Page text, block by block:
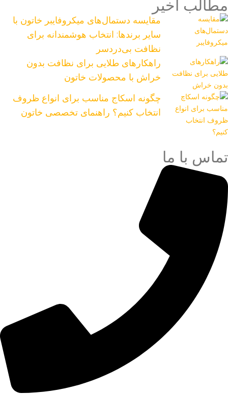
مطالب اخیر
مقایسه دستمال‌های میکروفایبر خاتون با
سایر برندها: انتخاب هوشمندانه برای
نظافت بی‌دردسر
راهکارهای طلایی برای نظافت بدون
خراش با محصولات خاتون
چگونه اسکاج مناسب برای انواع ظروف
انتخاب کنیم؟ راهنمای تخصصی خاتون
تماس با ما